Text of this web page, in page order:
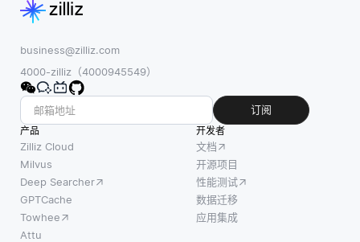
business@zilliz.com
4000-zilliz（4000945549）
订阅
产品
Zilliz Cloud
Milvus
Deep Searcher
GPTCache
Towhee
Attu
开发者
文档
开源项目
性能测试
数据迁移
应用集成